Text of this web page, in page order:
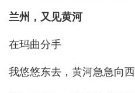
兰州，又见黄河
在玛曲分手
我悠悠东去，黄河急急向西